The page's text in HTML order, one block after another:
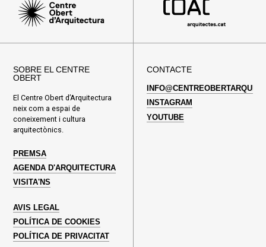
SOBRE EL CENTRE
OBERT
El Centre Obert d’Arquitectura
neix com a espai de
coneixement i cultura
arquitectònics.
PREMSA
AGENDA D'ARQUITECTURA
VISITA'NS
AVIS LEGAL
POLÍTICA DE COOKIES
POLÍTICA DE PRIVACITAT
CONTACTE
INSTAGRAM
YOUTUBE